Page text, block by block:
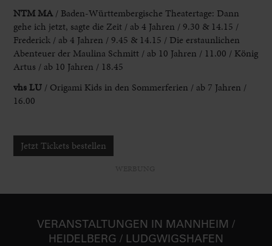
NTM MA / Baden-Württembergische Theatertage: Dann
gehe ich jetzt, sagte die Zeit / ab 4 Jahren / 9.30 & 14.15 /
Frederick / ab 4 Jahren / 9.45 & 14.15 / Die erstaunlichen
Abenteuer der Maulina Schmitt / ab 10 Jahren / 11.00 / König
Artus / ab 10 Jahren / 18.45
vhs LU / Origami Kids in den Sommerferien / ab 7 Jahren /
16.00
Jetzt Tickets bestellen
VER­ANSTAL­TUNGEN IN MANNHEIM /
HEIDELBERG / LUDGWIGS­HAFEN